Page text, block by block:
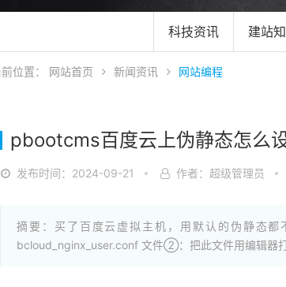
科技资讯 建站
位置： 网站首页 新闻资讯 网站编程
pbootcms百度云上伪静态怎么
发布时间：2024-09-21 作者：超级管理员
摘要：买了百度云虚拟主机，用默认的伪静态
bcloud_nginx_user.conf 文件②：把此文件用编辑器